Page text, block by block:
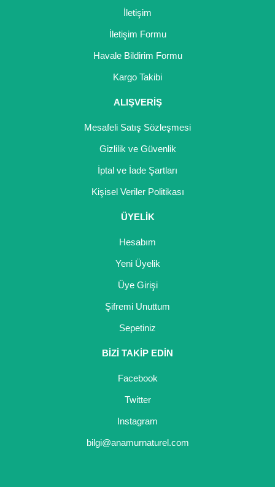
İletişim
İletişim Formu
Havale Bildirim Formu
Kargo Takibi
ALIŞVERİŞ
Mesafeli Satış Sözleşmesi
Gizlilik ve Güvenlik
İptal ve İade Şartları
Kişisel Veriler Politikası
ÜYELİK
Hesabım
Yeni Üyelik
Üye Girişi
Şifremi Unuttum
Sepetiniz
BİZİ TAKİP EDİN
Facebook
Twitter
Instagram
bilgi@anamurnaturel.com